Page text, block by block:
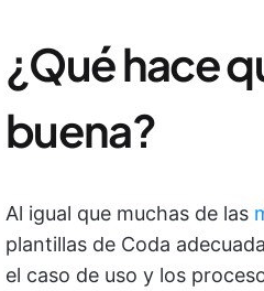
¿Qué hace
buena?
Al igual que muchas de las
plantillas de Coda
el caso de uso y los